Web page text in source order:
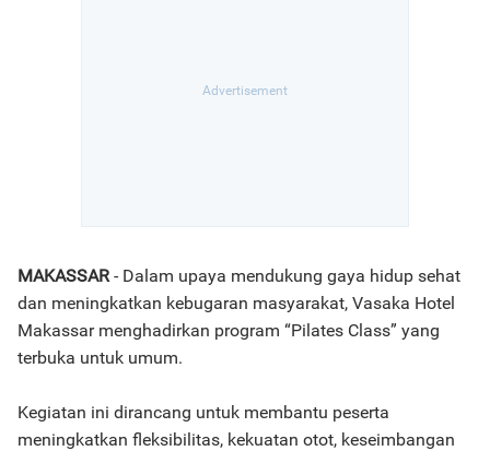
MAKASSAR- Dalam upaya mendukung gaya hidup sehat
dan meningkatkan kebugaran masyarakat, Vasaka Hotel
Makassar menghadirkan program “Pilates Class” yang
terbuka untuk umum.
Kegiatan ini dirancang untuk membantu peserta
meningkatkan fleksibilitas, kekuatan otot, keseimbangan